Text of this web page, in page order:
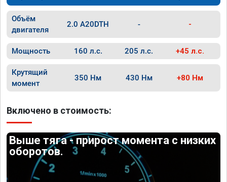
Объём
двигателя
2.0 A20DTH - -
Мощность 160 л.с. 205 л.с. +45 л.с.
Крутящий
момент
350 Нм 430 Нм +80 Нм
Включено в стоимость:
Выше тяга - прирост момента с низких
оборотов.